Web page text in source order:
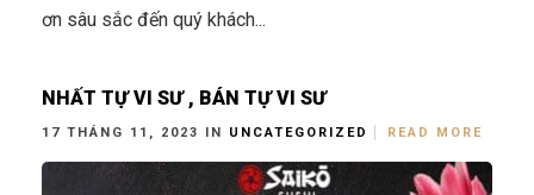
ơn sâu sắc đến quý khách...
NHẤT TỰ VI SƯ , BÁN TỰ VI SƯ
17 THÁNG 11, 2023 IN UNCATEGORIZED READ MORE